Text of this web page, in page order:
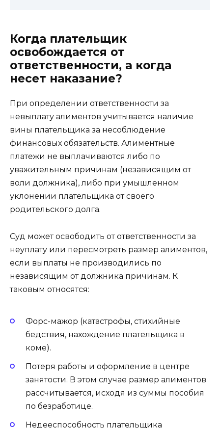
Когда плательщик
освобождается от
ответственности, а когда
несет наказание?
При определении ответственности за
невыплату алиментов учитывается наличие
вины плательщика за несоблюдение
финансовых обязательств. Алиментные
платежи не выплачиваются либо по
уважительным причинам (независящим от
воли должника), либо при умышленном
уклонении плательщика от своего
родительского долга.
Суд может освободить от ответственности за
неуплату или пересмотреть размер алиментов,
если выплаты не производились по
независящим от должника причинам. К
таковым относятся:
Форс-мажор (катастрофы, стихийные
бедствия, нахождение плательщика в
коме).
Потеря работы и оформление в центре
занятости. В этом случае размер алиментов
рассчитывается, исходя из суммы пособия
по безработице.
Недееспособность плательщика